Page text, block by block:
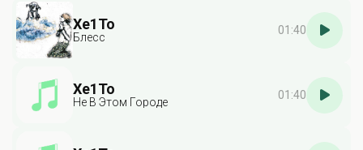
Xe1To
Блесс
01:40
Xe1To
Не В Этом Городе
01:40